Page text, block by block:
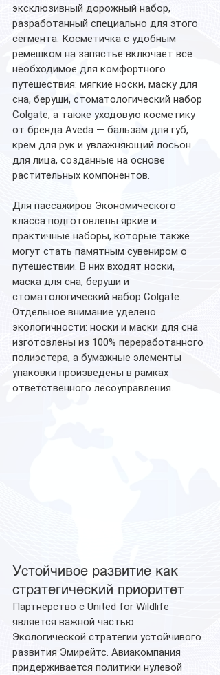
эксклюзивный дорожный набор,
разработанный специально для этого
сегмента. Косметичка с удобным
ремешком на запястье включает всё
необходимое для комфортного
путешествия: мягкие носки, маску для
сна, беруши, стоматологический набор
Colgate, а также уходовую косметику
от бренда Aveda — бальзам для губ,
крем для рук и увлажняющий лосьон
для лица, созданные на основе
растительных компонентов.
Для пассажиров Экономического
класса подготовлены яркие и
практичные наборы, которые также
могут стать памятным сувениром о
путешествии. В них входят носки,
маска для сна, беруши и
стоматологический набор Colgate.
Отдельное внимание уделено
экологичности: носки и маски для сна
изготовлены из 100% переработанного
полиэстера, а бумажные элементы
упаковки произведены в рамках
ответственного лесоуправления.
Устойчивое развитие как
стратегический приоритет
Партнёрство с United for Wildlife
является важной частью
Экологической стратегии устойчивого
развития Эмирейтс. Авиакомпания
придерживается политики нулевой